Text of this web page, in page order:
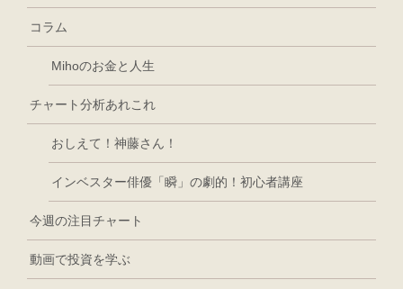
コラム
Mihoのお金と人生
チャート分析あれこれ
おしえて！神藤さん！
インベスター俳優「瞬」の劇的！初心者講座
今週の注目チャート
動画で投資を学ぶ